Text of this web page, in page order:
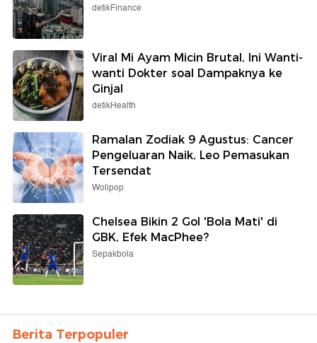
detikFinance
Viral Mi Ayam Micin Brutal, Ini Wanti-
wanti Dokter soal Dampaknya ke
Ginjal
detikHealth
Ramalan Zodiak 9 Agustus: Cancer
Pengeluaran Naik, Leo Pemasukan
Tersendat
Wolipop
Chelsea Bikin 2 Gol 'Bola Mati' di
GBK, Efek MacPhee?
Sepakbola
Berita Terpopuler